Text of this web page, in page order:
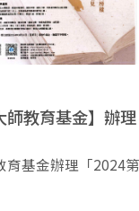
研究成果獎勵辦法」
成果獎勵經費分配表
師教育基金】辦
育基金辦理「2024
附件，歡迎申請。